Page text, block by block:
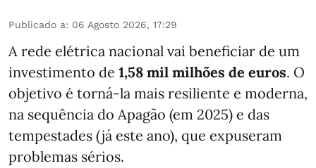
Publicado a: 06 Agosto 2026, 17:29
A rede elétrica nacional vai beneficiar de um
investimento de 1,58 mil milhões de euros. O
objetivo é torná-la mais resiliente e moderna,
na sequência do Apagão (em 2025) e das
tempestades (já este ano), que expuseram
problemas sérios.